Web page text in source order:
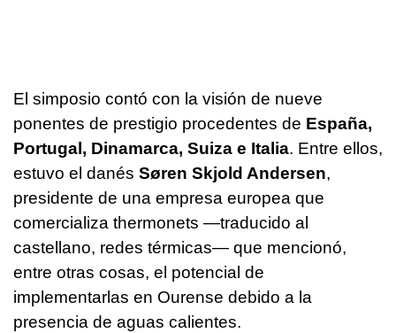
El simposio contó con la visión de nueve
ponentes de prestigio procedentes de España,
Portugal, Dinamarca, Suiza e Italia. Entre ellos,
estuvo el danés Søren Skjold Andersen,
presidente de una empresa europea que
comercializa thermonets —traducido al
castellano, redes térmicas— que mencionó,
entre otras cosas, el potencial de
implementarlas en Ourense debido a la
presencia de aguas calientes.